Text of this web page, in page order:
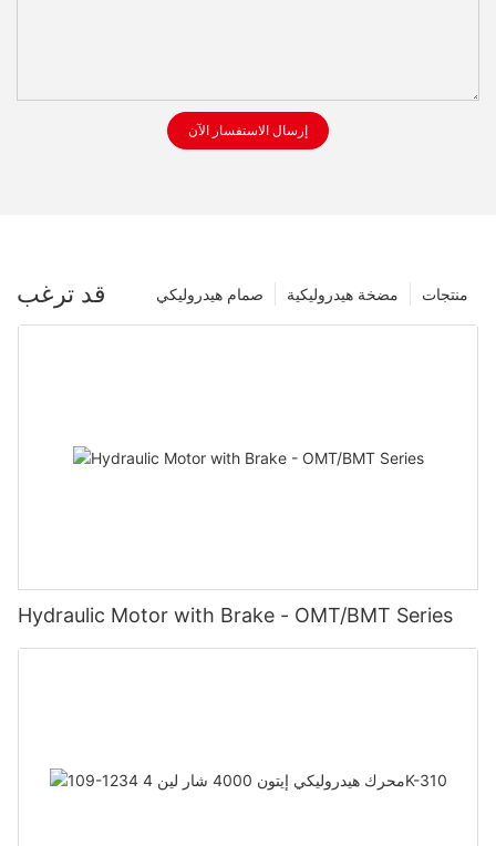
إرسال الاستفسار الآن
قد ترغب منتجات مضخة هيدروليكية صمام هيدروليكي
Hydraulic Motor with Brake - OMT/BMT Series